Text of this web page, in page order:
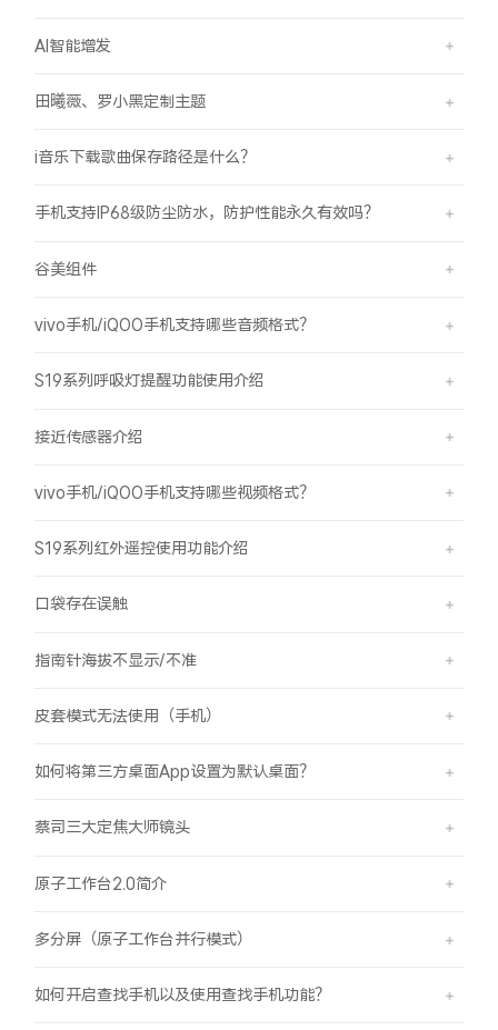
AI智能增发
田曦薇、罗小黑定制主题
i音乐下载歌曲保存路径是什么？
手机支持IP68级防尘防水，防护性能永久有效吗？
谷美组件
vivo手机/iQOO手机支持哪些音频格式？
S19系列呼吸灯提醒功能使用介绍
接近传感器介绍
vivo手机/iQOO手机支持哪些视频格式？
S19系列红外遥控使用功能介绍
口袋存在误触
指南针海拔不显示/不准
皮套模式无法使用（手机）
如何将第三方桌面App设置为默认桌面？
蔡司三大定焦大师镜头
原子工作台2.0简介
多分屏（原子工作台并行模式）
如何开启查找手机以及使用查找手机功能？